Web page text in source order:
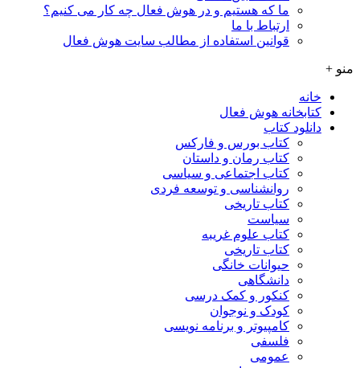
ما که هستیم و در هوش فعال چه کار می کنیم؟
ارتباط با ما
قوانین استفاده از مطالب سایت هوش فعال
منو +
خانه
کتابخانه هوش فعال
دانلود کتاب
کتاب بورس و فارکس
کتاب رمان و داستان
کتاب اجتماعی و سیاسی
روانشناسی و توسعه فردی
کتاب تاریخی
سیاست
کتاب علوم غریبه
کتاب تاریخی
حیوانات خانگی
دانشگاهی
کنکور و کمک‌ درسی
کودک و نوجوان
کامپیوتر و برنامه نویسی
فلسفی
عمومی